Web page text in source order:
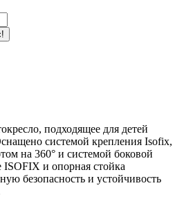
подходящее для детей
системой крепления Isofix,
на 360° и системой боковой
и опорная стойка
безопасность и устойчивость